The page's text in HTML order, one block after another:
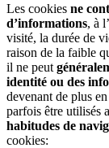
Les cookies ne
d’informations, à
visité, la durée de
raison de la faible
il ne peut
identité ou des
devenant de plus
parfois être utilisés
habitudes de
cookies: